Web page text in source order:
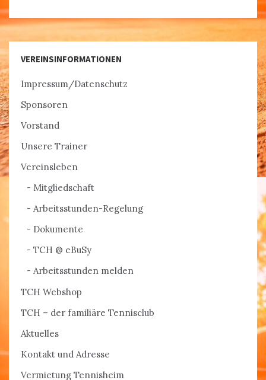
VEREINSINFORMATIONEN
Impressum/Datenschutz
Sponsoren
Vorstand
Unsere Trainer
Vereinsleben
Mitgliedschaft
Arbeitsstunden-Regelung
Dokumente
TCH @ eBuSy
Arbeitsstunden melden
TCH Webshop
TCH – der familiäre Tennisclub
Aktuelles
Kontakt und Adresse
Vermietung Tennisheim